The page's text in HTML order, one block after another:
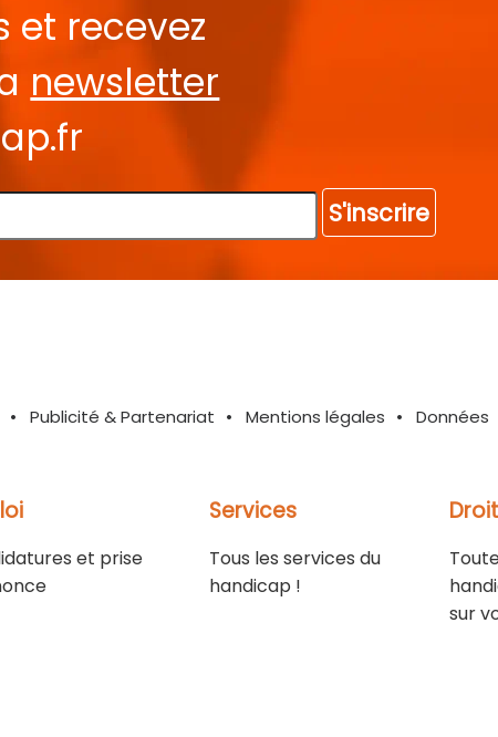
et recevez
newsletter
S'inscrire
Publicité & Partenariat Mentions légales Données
et prise
Services
Tous les services du
handicap !
sur